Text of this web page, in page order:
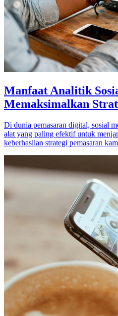
Manfaat Analitik
Memaksimalkan
Di dunia pemasaran digital, sosial
alat yang paling efektif untuk
keberhasilan strategi pemasaran